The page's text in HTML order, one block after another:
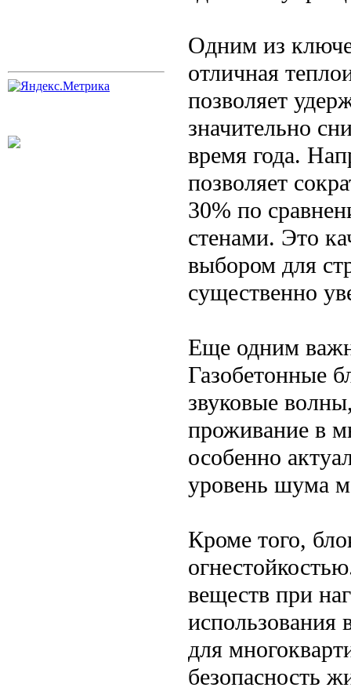
Одним из
отличная
позволяет
значительно
время года.
позволяет
30% по
стенами. Это
выбором для
существенно
Еще одним
Газобетонные
звуковые
проживание в
особенно
уровень шума
Кроме того,
веществ при
использования
для
безопасность